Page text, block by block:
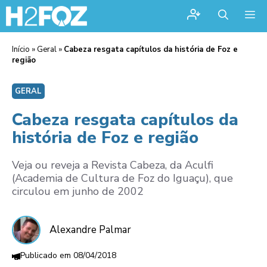
Início » Geral » Cabeza resgata capítulos da história de Foz e
região
GERAL
Cabeza resgata capítulos da
história de Foz e região
Veja ou reveja a Revista Cabeza, da Aculfi
(Academia de Cultura de Foz do Iguaçu), que
circulou em junho de 2002
Alexandre Palmar
08/04/2018